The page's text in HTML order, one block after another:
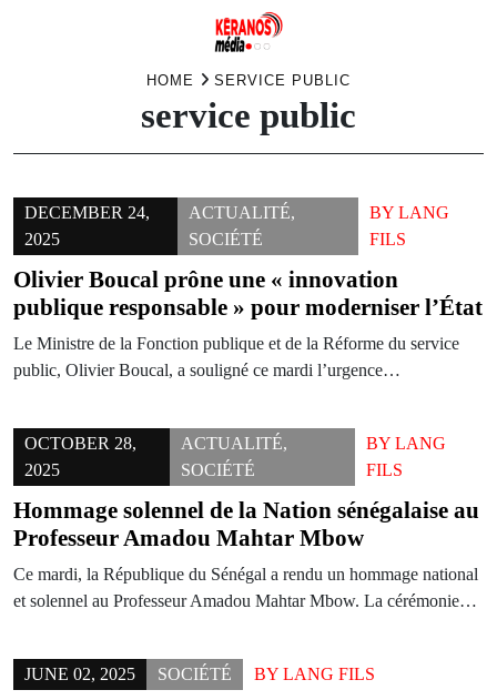
HOME SERVICE PUBLIC
service public
DECEMBER 24,
2025
ACTUALITÉ,
SOCIÉTÉ
BY LANG
FILS
Olivier Boucal prône une « innovation
publique responsable » pour moderniser l’État
Le Ministre de la Fonction publique et de la Réforme du service
public, Olivier Boucal, a souligné ce mardi l’urgence…
OCTOBER 28,
2025
ACTUALITÉ,
SOCIÉTÉ
BY LANG
FILS
Hommage solennel de la Nation sénégalaise au
Professeur Amadou Mahtar Mbow
Ce mardi, la République du Sénégal a rendu un hommage national
et solennel au Professeur Amadou Mahtar Mbow. La cérémonie…
JUNE 02, 2025 SOCIÉTÉ BY LANG FILS